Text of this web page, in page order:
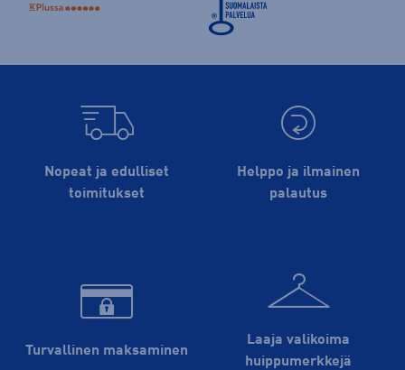
Nopeat ja edulliset
toimitukset
Helppo ja ilmainen
palautus
Turvallinen maksaminen
Laaja valikoima
huippu­merkkejä